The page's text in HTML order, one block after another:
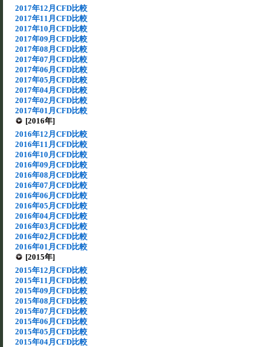
2017年12月CFD比較
2017年11月CFD比較
2017年10月CFD比較
2017年09月CFD比較
2017年08月CFD比較
2017年07月CFD比較
2017年06月CFD比較
2017年05月CFD比較
2017年04月CFD比較
2017年02月CFD比較
2017年01月CFD比較
[2016年]
2016年12月CFD比較
2016年11月CFD比較
2016年10月CFD比較
2016年09月CFD比較
2016年08月CFD比較
2016年07月CFD比較
2016年06月CFD比較
2016年05月CFD比較
2016年04月CFD比較
2016年03月CFD比較
2016年02月CFD比較
2016年01月CFD比較
[2015年]
2015年12月CFD比較
2015年11月CFD比較
2015年09月CFD比較
2015年08月CFD比較
2015年07月CFD比較
2015年06月CFD比較
2015年05月CFD比較
2015年04月CFD比較